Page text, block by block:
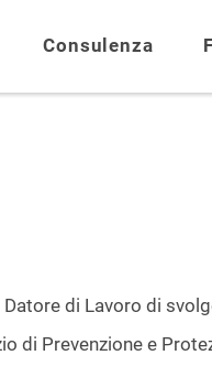
Consulenza
di Lavoro di
di Prevenzione e